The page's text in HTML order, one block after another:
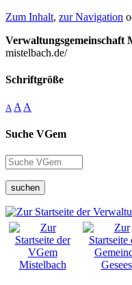
Zum Inhalt, zur Navigation
Verwaltungsgemeinschaft
mistelbach.de/
Schriftgröße
A A A
Suche VGem
suchen